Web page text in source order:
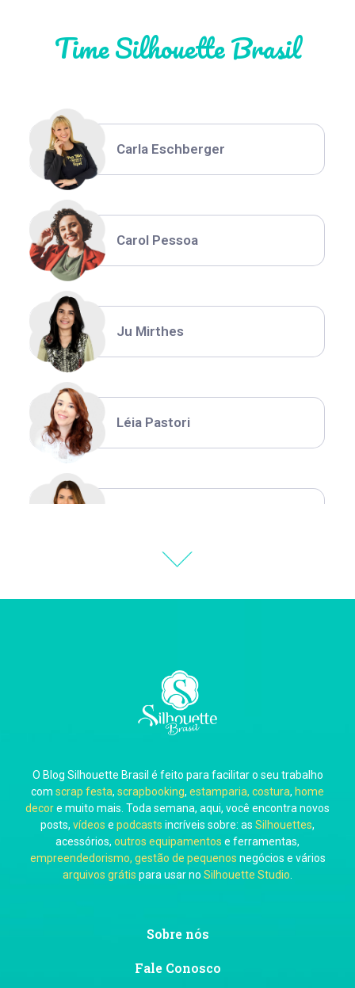
Time Silhouette Brasil
Thiara Ney
Carla Eschberger
Carol Pessoa
Ju Mirthes
Léia Pastori
Carla Eschberger
Carol Pessoa
Ju Mirthes
O Blog Silhouette Brasil é feito para facilitar o seu trabalho
com scrap festa, scrapbooking, estamparia, costura, home
decore muito mais. Toda semana, aqui, você encontra novos
posts, vídeos e podcasts incríveis sobre: as Silhouettes,
acessórios, outros equipamentos e ferramentas,
empreendedorismo, gestão de pequenos negócios e vários
arquivos grátis para usar no Silhouette Studio
Sobre nós
Fale Conosco